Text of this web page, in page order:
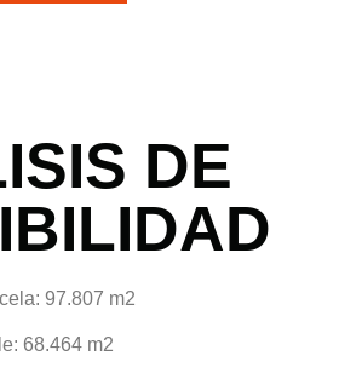
DE
97.807 m2
68.464 m2